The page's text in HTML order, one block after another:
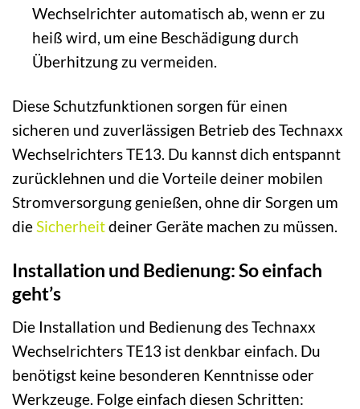
Wechselrichter automatisch ab, wenn er zu
heiß wird, um eine Beschädigung durch
Überhitzung zu vermeiden.
Diese Schutzfunktionen sorgen für einen
sicheren und zuverlässigen Betrieb des Technaxx
Wechselrichters TE13. Du kannst dich entspannt
zurücklehnen und die Vorteile deiner mobilen
Stromversorgung genießen, ohne dir Sorgen um
dieSicherheitdeiner Geräte machen zu müssen.
Installation und Bedienung: So einfach
geht’s
Die Installation und Bedienung des Technaxx
Wechselrichters TE13 ist denkbar einfach. Du
benötigst keine besonderen Kenntnisse oder
Werkzeuge. Folge einfach diesen Schritten: